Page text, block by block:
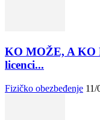
KO MOŽE, A KO
licenci...
Fizičko obezbeđenje 11/